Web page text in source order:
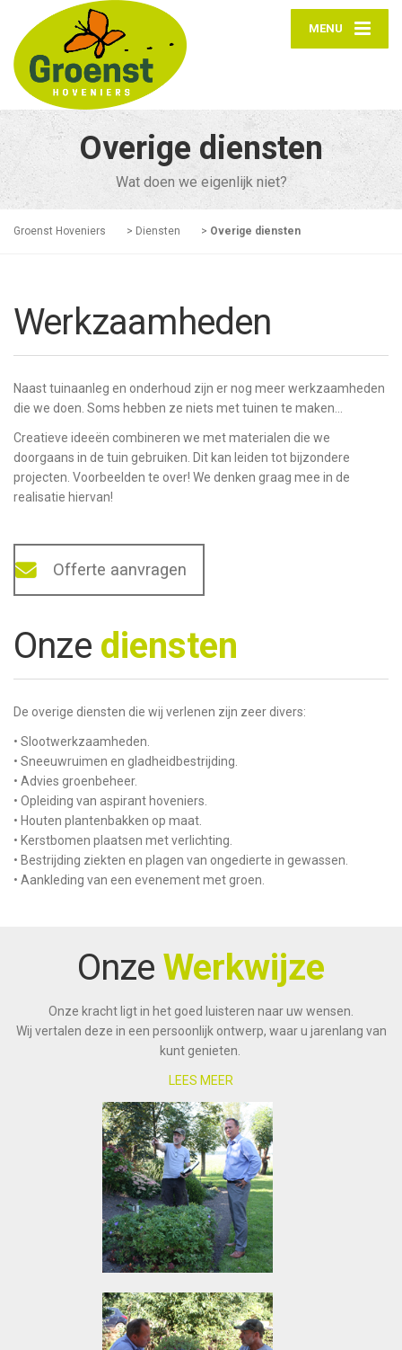
MENU
Overige diensten
Wat doen we eigenlijk niet?
Groenst Hoveniers > Diensten > Overige diensten
Werkzaamheden
Naast tuinaanleg en onderhoud zijn er nog meer werkzaamheden
die we doen. Soms hebben ze niets met tuinen te maken...
Creatieve ideeën combineren we met materialen die we
doorgaans in de tuin gebruiken. Dit kan leiden tot bijzondere
projecten. Voorbeelden te over! We denken graag mee in de
realisatie hiervan!
Offerte aanvragen
Onzediensten
De overige diensten die wij verlenen zijn zeer divers:
• Slootwerkzaamheden.
• Sneeuwruimen en gladheidbestrijding.
• Advies groenbeheer.
• Opleiding van aspirant hoveniers.
• Houten plantenbakken op maat.
• Kerstbomen plaatsen met verlichting.
• Bestrijding ziekten en plagen van ongedierte in gewassen.
• Aankleding van een evenement met groen.
Onze Werkwijze
Onze kracht ligt in het goed luisteren naar uw wensen.
Wij vertalen deze in een persoonlijk ontwerp, waar u jarenlang van
kunt genieten.
LEES MEER